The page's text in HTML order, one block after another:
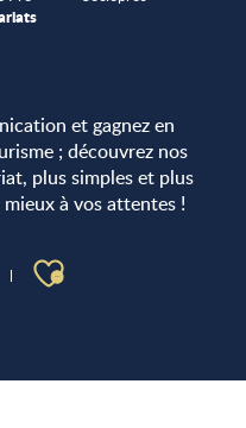
et gagnez en
; découvrez nos
plus simples et plus
à vos attentes !
Ajouter aux